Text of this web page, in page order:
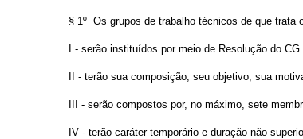
§ 1º Os grupos de trabalho técnicos de que trata
I - serão instituídos por meio de Resolução do
II - terão sua composição, seu objetivo, sua
III - serão compostos por, no máximo, sete
IV - terão caráter temporário e duração não